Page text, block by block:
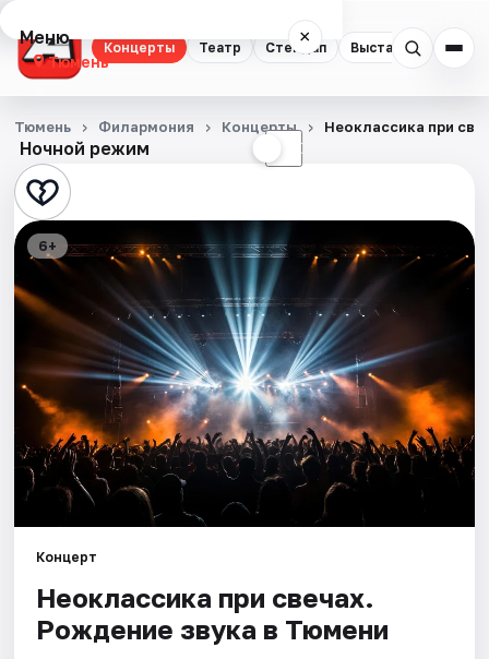
Концерты Театр Стендап Выставки
Меню ×
Тюмень
Концерты
Театр
Стендап
Выставки
Квесты
Экскурсии
Спорт
События
Площадки
Артисты
Ночной режим ☾
Тюмень Филармония Концерты Неоклассика при
6+
Концерт
Неоклассика при свечах.
Рождение звука в Тюмени